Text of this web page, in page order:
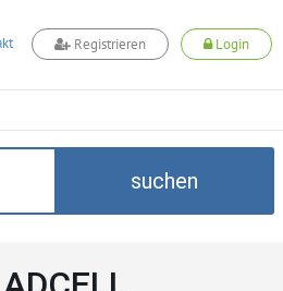
Registrieren Login
suchen